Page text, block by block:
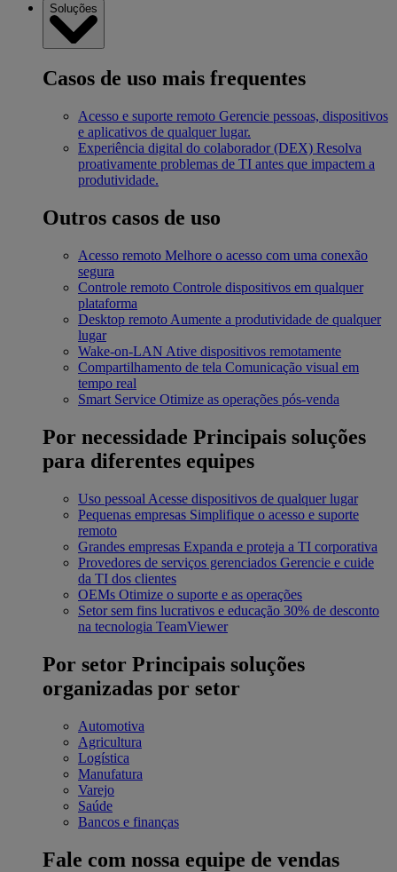
Soluções
Casos de uso mais frequentes
Acesso e suporte remoto Gerencie pessoas, dispositivos
e aplicativos de qualquer lugar.
Experiência digital do colaborador (DEX) Resolva
proativamente problemas de TI antes que impactem a
produtividade.
Outros casos de uso
Acesso remoto Melhore o acesso com uma conexão
segura
Controle remoto Controle dispositivos em qualquer
plataforma
Desktop remoto Aumente a produtividade de qualquer
lugar
Wake-on-LAN Ative dispositivos remotamente
Compartilhamento de tela Comunicação visual em
tempo real
Smart Service Otimize as operações pós-venda
Por necessidade Principais soluções
para diferentes equipes
Uso pessoal Acesse dispositivos de qualquer lugar
Pequenas empresas Simplifique o acesso e suporte
remoto
Grandes empresas Expanda e proteja a TI corporativa
Provedores de serviços gerenciados Gerencie e cuide
da TI dos clientes
OEMs Otimize o suporte e as operações
Setor sem fins lucrativos e educação 30% de desconto
na tecnologia TeamViewer
Por setor Principais soluções
organizadas por setor
Automotiva
Agricultura
Logística
Manufatura
Varejo
Saúde
Bancos e finanças
Fale com nossa equipe de vendas